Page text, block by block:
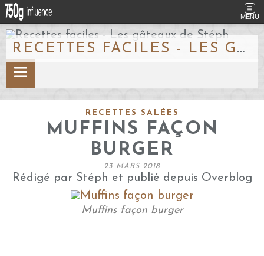
MENU
RECETTES FACILES - LES GÂTEAUX DE STÉPH
RECETTES SALÉES
MUFFINS FAÇON
BURGER
23 MARS 2018
Rédigé par Stéph et publié depuis Overblog
Muffins façon burger